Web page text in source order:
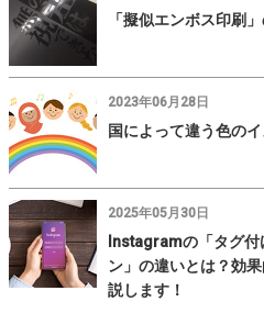
「擬似エンボス印刷
2023年06月28日
国によって違う色の
2025年05月30日
Instagramの「タグ付
ン」の違いとは？効
説します！